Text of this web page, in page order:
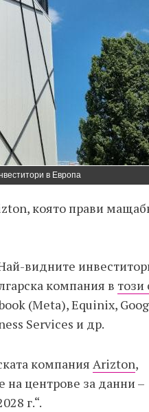
в Европа
която прави
видните
компания в този
(Meta), Equinix,
Services и др.
компания Arizton,
на центрове за данни –
г.“.